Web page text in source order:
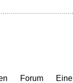
Forum